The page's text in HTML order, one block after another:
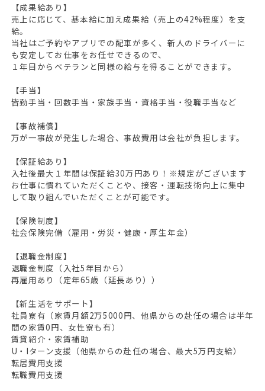
【成果給あり】
売上に応じて、基本給に加え成果給（売上の42%程度）を支
給。
当社はご予約やアプリでの配車が多く、新人のドライバーに
も安定してお仕事をお任せできるので、
１年目からベテランと同様の給与を得ることができます。
【手当】
皆勤手当・回数手当・家族手当・資格手当・役職手当など
【事故補償】
万が一事故が発生した場合、事故費用は会社が負担します。
【保証給あり】
入社後最大１年間は保証給30万円あり！※規定がございます
お仕事に慣れていただくことや、接客・運転技術向上に集中
して取り組んでいただくことが可能です。
【保険制度】
社会保険完備（雇用・労災・健康・厚生年金）
【退職金制度】
退職金制度（入社5年目から）
再雇用あり（定年65歳（延長あり））
【新生活をサポート】
社員寮有（家賃月額2万5000円、他県からの赴任の場合は半年
間の家賃0円、女性寮も有）
賃貸紹介・家賃補助
U・Iターン支援（他県からの赴任の場合、最大5万円支給）
転居費用支援
転職費用支援